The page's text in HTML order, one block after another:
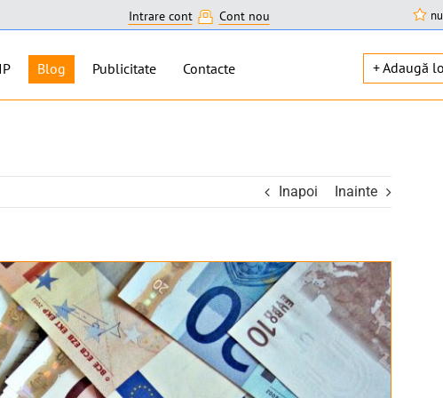
Intrare cont Cont nou
Blog Publicitate Contacte + Adaugă
Inapoi Inainte